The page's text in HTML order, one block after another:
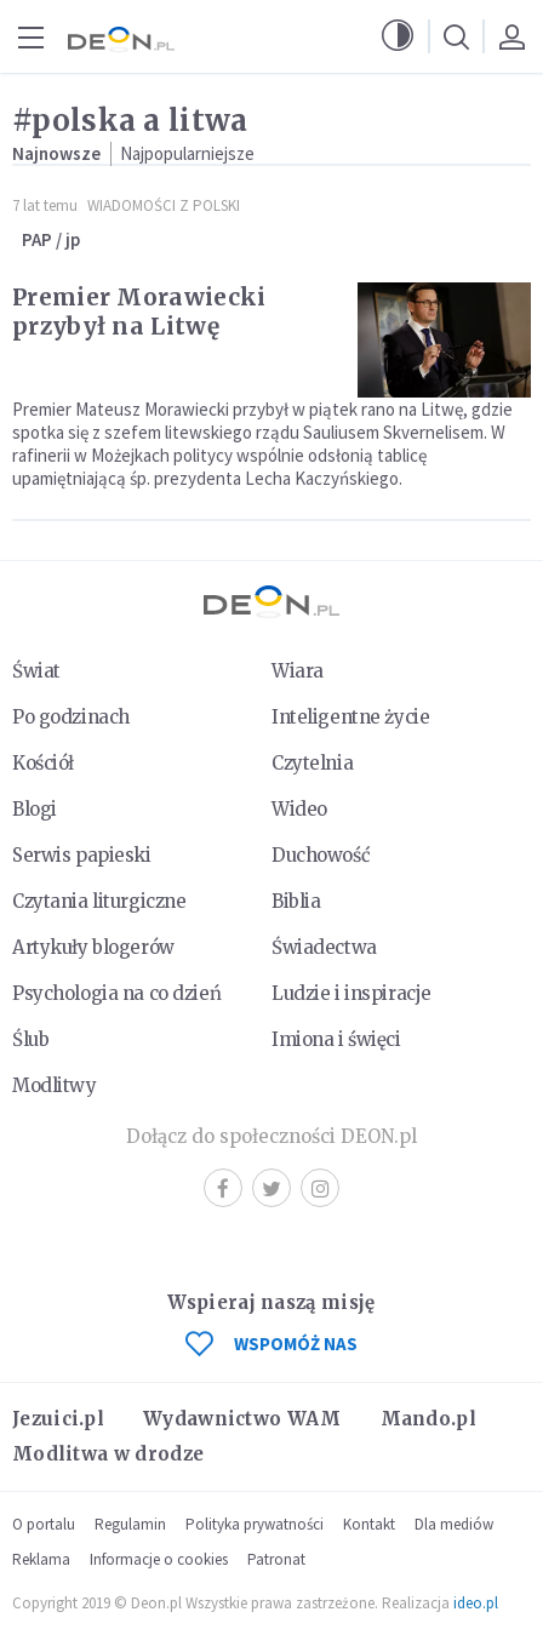
#polska a litwa
Najnowsze Najpopularniejsze
7 lat temu WIADOMOŚCI Z POLSKI
PAP / jp
Premier Morawiecki
przybył na Litwę
Premier Mateusz Morawiecki przybył w piątek rano na Litwę, gdzie
spotka się z szefem litewskiego rządu Sauliusem Skvernelisem. W
rafinerii w Możejkach politycy wspólnie odsłonią tablicę
upamiętniającą śp. prezydenta Lecha Kaczyńskiego.
Świat
Wiara
Po godzinach
Inteligentne życie
Kościół
Czytelnia
Blogi
Wideo
Serwis papieski
Duchowość
Czytania liturgiczne
Biblia
Artykuły blogerów
Świadectwa
Psychologia na co dzień
Ludzie i inspiracje
Ślub
Imiona i święci
Modlitwy
Dołącz do społeczności DEON.pl
Jezuici.pl Wydawnictwo WAM
Mando.pl
Modlitwa w drodze
Wspieraj naszą misję
WSPOMÓŻ NAS
O portalu Regulamin Polityka prywatności Kontakt
Dla mediów
Reklama
Informacje o cookies Patronat
Copyright 2019 © Deon.pl Wszystkie prawa zastrzeżone. Realizacja ideo.pl